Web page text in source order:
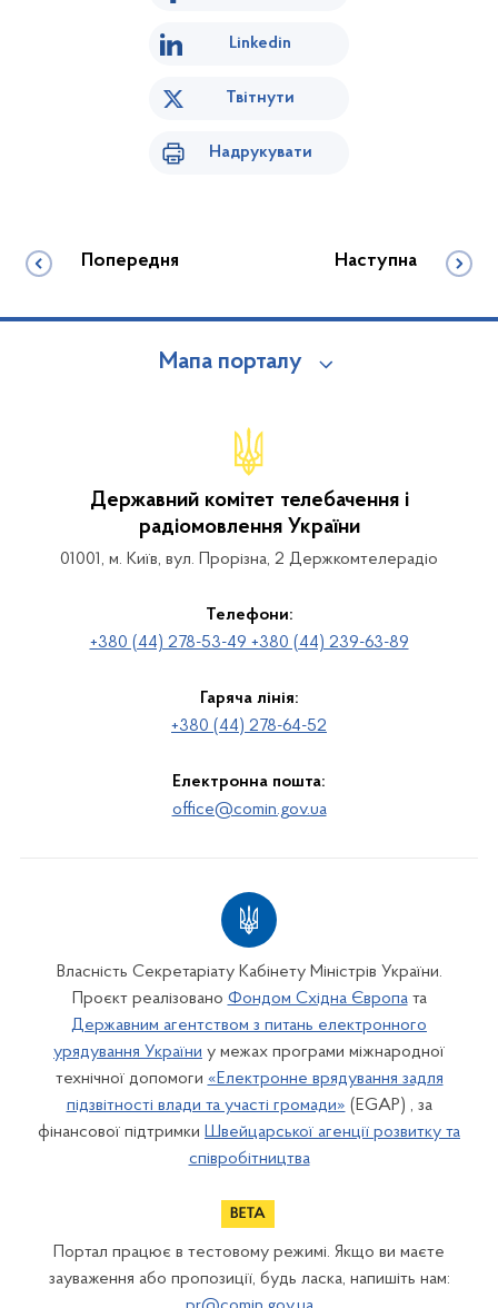
Linkedin
Твітнути
Надрукувати
Попередня Наступна
Мапа порталу
Державний комітет телебачення і
радіомовлення України
01001, м. Київ, вул. Прорізна, 2 Держкомтелерадіо
Телефони:
+380 (44) 278-53-49 +380 (44) 239-63-89
Гаряча лінія:
+380 (44) 278-64-52
Електронна пошта:
office@comin.gov.ua
Власність Секретаріату Кабінету Міністрів України.
Проєкт реалізовано Фондом Східна Європата
Державним агентством з питань електронного
урядування України у межах програми міжнародної
технічної допомоги «Електронне врядування задля
підзвітності влади та участі громади» (EGAP) , за
фінансової підтримки Швейцарської агенції розвитку та
співробітництва
Портал працює в тестовому режимі. Якщо ви маєте
зауваження або пропозиції, будь ласка, напишіть нам: